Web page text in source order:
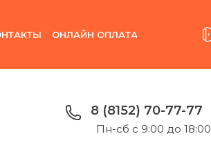
ОНЛАЙН ОПЛАТА
8 (8152) 70-77-77
Пн-сб с 9:00 до 18:00